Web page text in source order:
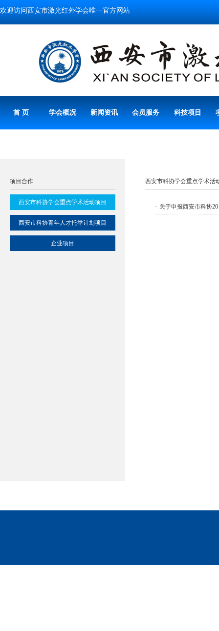
欢迎访问西安市激光红外学会唯一官方网站
首 页 学会概况 新闻资讯 会员服务 科技项目
项目合作
西安市科协学会重点学术活动项目
西安市科协青年人才托举计划项目
企业项目
西安市科协学会重点学术活
· 关于申报西安市科协